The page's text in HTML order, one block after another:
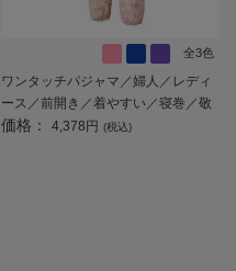
全3色
ワンタッチパジャマ／婦人／レディ
ース／前開き／着やすい／寝巻／敬
老の日／ギフト／プレゼント 【C
価格： 4,378円 (税込)